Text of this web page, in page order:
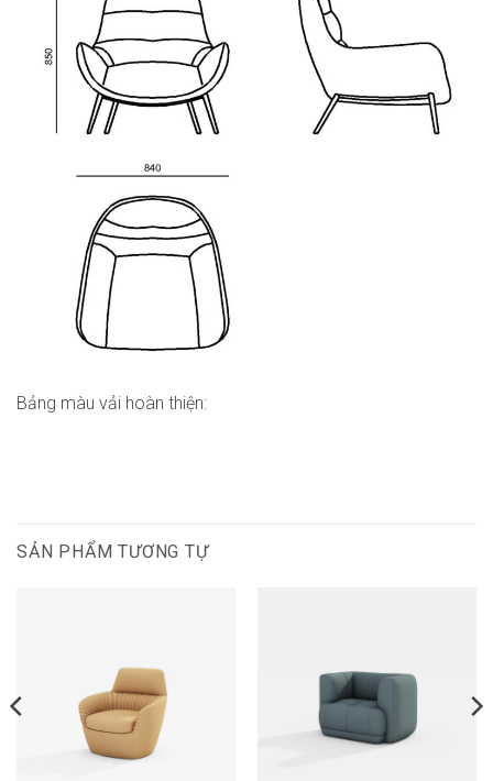
Bảng màu vải hoàn thiện:
SẢN PHẨM TƯƠNG TỰ